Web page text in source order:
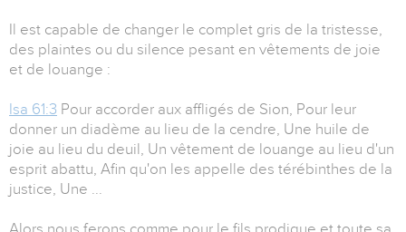
Il est capable de changer le complet gris de la tristesse,
des plaintes ou du silence pesant en vêtements de joie
et de louange :
Isa 61:3 Pour accorder aux affligés de Sion, Pour leur
donner un diadème au lieu de la cendre, Une huile de
joie au lieu du deuil, Un vêtement de louange au lieu d'un
esprit abattu, Afin qu'on les appelle des térébinthes de la
justice, Une ...